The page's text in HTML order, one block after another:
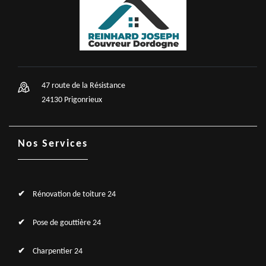
47 route de la Résistance
24130 Prigonrieux
Nos Services
Rénovation de toiture 24
Pose de gouttière 24
Charpentier 24